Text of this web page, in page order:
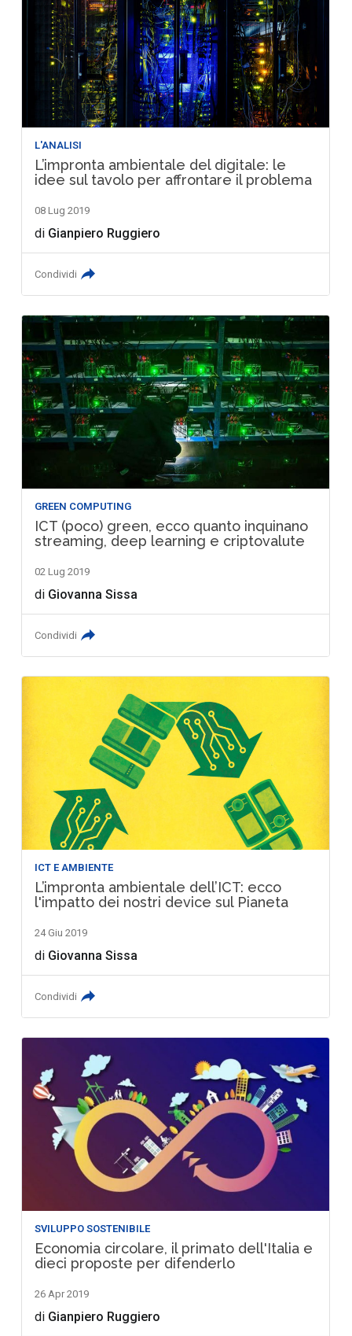
L'ANALISI
L’impronta ambientale del digitale: le
idee sul tavolo per affrontare il problema
08 Lug 2019
di Gianpiero Ruggiero
Condividi
GREEN COMPUTING
ICT (poco) green, ecco quanto inquinano
streaming, deep learning e criptovalute
02 Lug 2019
di Giovanna Sissa
Condividi
ICT E AMBIENTE
L’impronta ambientale dell’ICT: ecco
l'impatto dei nostri device sul Pianeta
24 Giu 2019
di Giovanna Sissa
Condividi
SVILUPPO SOSTENIBILE
Economia circolare, il primato dell'Italia e
dieci proposte per difenderlo
26 Apr 2019
di Gianpiero Ruggiero